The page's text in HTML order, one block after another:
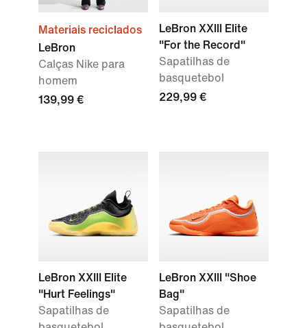
Materiais reciclados
LeBron
Calças Nike para
homem
139,99 €
LeBron XXIII Elite
"For the Record"
Sapatilhas de
basquetebol
229,99 €
LeBron XXIII Elite
"Hurt Feelings"
Sapatilhas de
LeBron XXIII "Shoe
Bag"
Sapatilhas de